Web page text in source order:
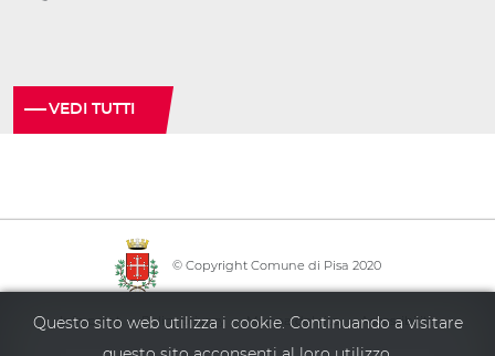
VEDI TUTTI
© Copyright Comune di Pisa 2020
Info point·Policy privacy ·Mappa del sito·Accessibilità
Questo sito web utilizza i cookie. Continuando a visitare